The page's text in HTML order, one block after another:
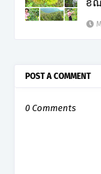
ខណ
POST A COMMENT
0 Comments